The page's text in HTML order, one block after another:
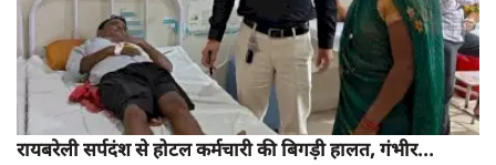
रायबरेली सर्पदंश से होटल कर्मचारी की बिगड़ी हालत, गंभीर...